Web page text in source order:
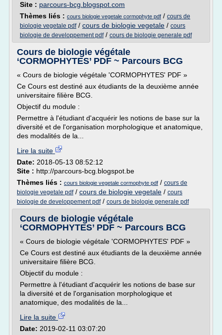
Site : parcours-bcg.blogspot.com
Thèmes liés : cours biologie vegetale cormophyte pdf / cours de
biologie vegetale pdf/ cours de biologie vegetale / cours
biologie de developpement pdf/ cours de biologie generale pdf
Cours de biologie végétale
‘CORMOPHYTES’ PDF ~ Parcours BCG
« Cours de biologie végétale 'CORMOPHYTES' PDF »
Ce Cours est destiné aux étudiants de la deuxième année
universitaire filière BCG.
Objectif du module :
Permettre à l'étudiant d'acquérir les notions de base sur la
diversité et de l'organisation morphologique et anatomique,
des modalités de la...
Lire la suite
Date: 2018-05-13 08:52:12
Site : http://parcours-bcg.blogspot.be
Thèmes liés : cours biologie vegetale cormophyte pdf / cours de
biologie vegetale pdf/ cours de biologie vegetale / cours
biologie de developpement pdf/ cours de biologie generale pdf
Cours de biologie végétale
‘CORMOPHYTES’ PDF ~ Parcours BCG
« Cours de biologie végétale 'CORMOPHYTES' PDF »
Ce Cours est destiné aux étudiants de la deuxième année
universitaire filière BCG.
Objectif du module :
Permettre à l'étudiant d'acquérir les notions de base sur
la diversité et de l'organisation morphologique et
anatomique, des modalités de la...
Lire la suite
Date: 2019-02-11 03:07:20